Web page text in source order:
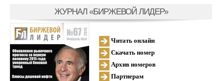
ЖУРНАЛ «БИРЖЕВОЙ ЛИДЕР»
Читать онлайн
Скачать номер
Архив номеров
Партнерам